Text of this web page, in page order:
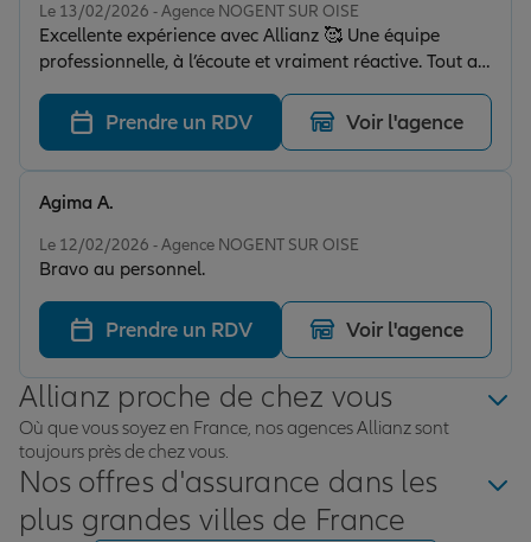
Le 13/02/2026 - Agence NOGENT SUR OISE
Excellente expérience avec Allianz 🥰 Une équipe
professionnelle, à l’écoute et vraiment réactive. Tout a
été clair, simple et efficace du début à la fin Je
recommande sans hésiter
Prendre un RDV Voir l'agence
Le 12/02/2026 - Agence NOGENT SUR OISE
Bravo au personnel.
Agima A.
Prendre un RDV Voir l'agence
Allianz proche de chez vous
Où que vous soyez en France, nos agences Allianz sont
toujours près de chez vous.
Nos offres d'assurance dans les
plus grandes villes de France